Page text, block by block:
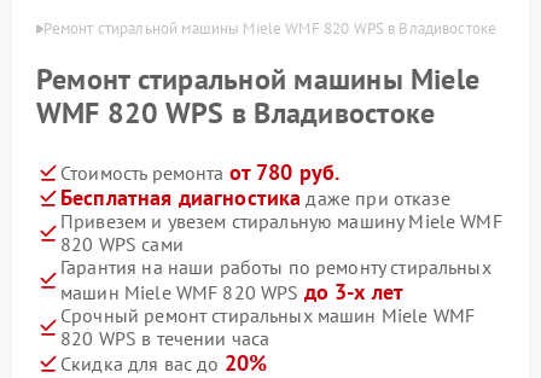
Ремонт стиральной машины Miele WMF 820 WPS в Владивостоке
Ремонт стиральной машины Miele
WMF 820 WPS в Владивостоке
Стоимость ремонта от 780 руб.
Бесплатная диагностика даже при отказе
Привезем и увезем стиральную машину Miele WMF
820 WPS сами
Гарантия на наши работы по ремонту стиральных
машин Miele WMF 820 WPS до 3-х лет
Срочный ремонт стиральных машин Miele WMF
820 WPS в течении часа
Скидка для вас до 20%